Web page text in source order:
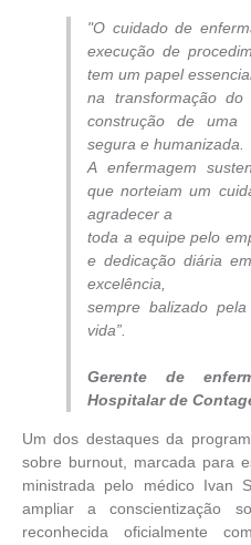
"O cuidado de
execução de
tem um papel
na transformação
construção de uma
segura e humanizada.
A enfermagem
que norteiam um
agradecer a
toda a equipe pelo
e dedicação diária
excelência,
sempre balizado
vida”.
Gerente de
Hospitalar de
Um dos destaques da
sobre burnout, marcada para
ministrada pelo médico Ivan
ampliar a conscientização
reconhecida oficialmente